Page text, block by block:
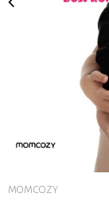
MOMCOZY